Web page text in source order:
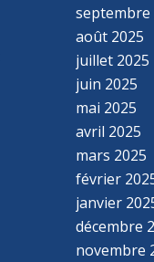
septembre
août 2025
juillet 2025
juin 2025
mai 2025
avril 2025
mars 2025
février
janvier
décembre
novembre